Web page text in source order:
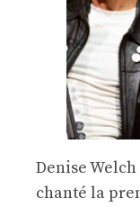
Denise
chanté la